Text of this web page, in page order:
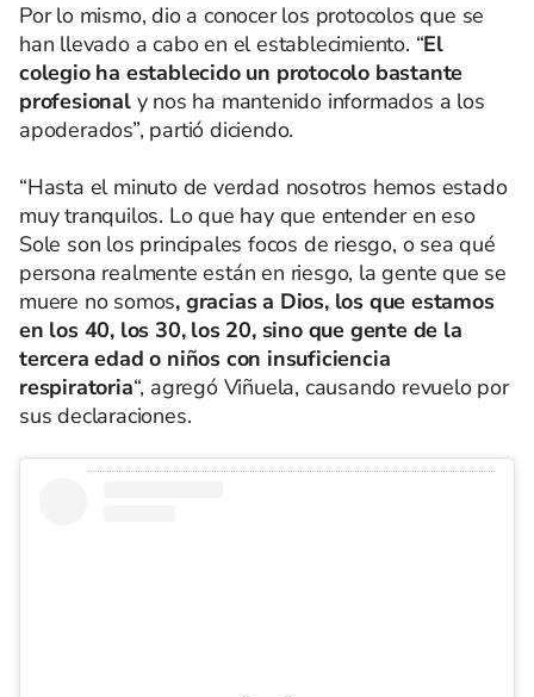
Por lo mismo, dio a conocer los protocolos que se
han llevado a cabo en el establecimiento. “El
colegio ha establecido un protocolo bastante
profesionaly nos ha mantenido informados a los
apoderados”, partió diciendo.
“Hasta el minuto de verdad nosotros hemos estado
muy tranquilos. Lo que hay que entender en eso
Sole son los principales focos de riesgo, o sea qué
persona realmente están en riesgo, la gente que se
muere no somos, gracias a Dios, los que estamos
en los 40, los 30, los 20, sino que gente de la
tercera edad o niños con insuficiencia
respiratoria“, agregó Viñuela, causando revuelo por
sus declaraciones.